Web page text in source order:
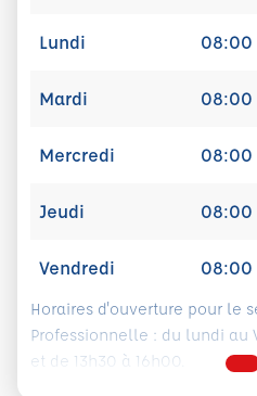
Lundi 08:00
Mardi 08:00
Mercredi 08:00
Jeudi 08:00
Vendredi 08:00
Horaires d'ouverture pour le
Professionnelle : du lundi au
et de 13h30 à 16h00.